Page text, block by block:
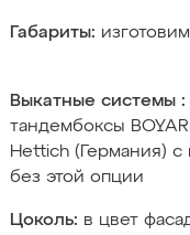
Габариты:
Выкатные системы :
тандембоксы
Hettich (Германия)
без этой опции
Цоколь: в цвет